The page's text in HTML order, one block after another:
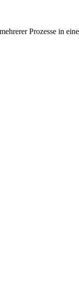
Prozesse in